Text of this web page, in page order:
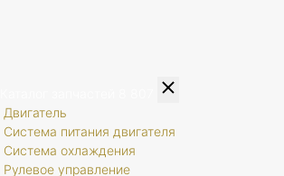
Двигатель
Система питания двигателя
Система охлаждения
Рулевое управление